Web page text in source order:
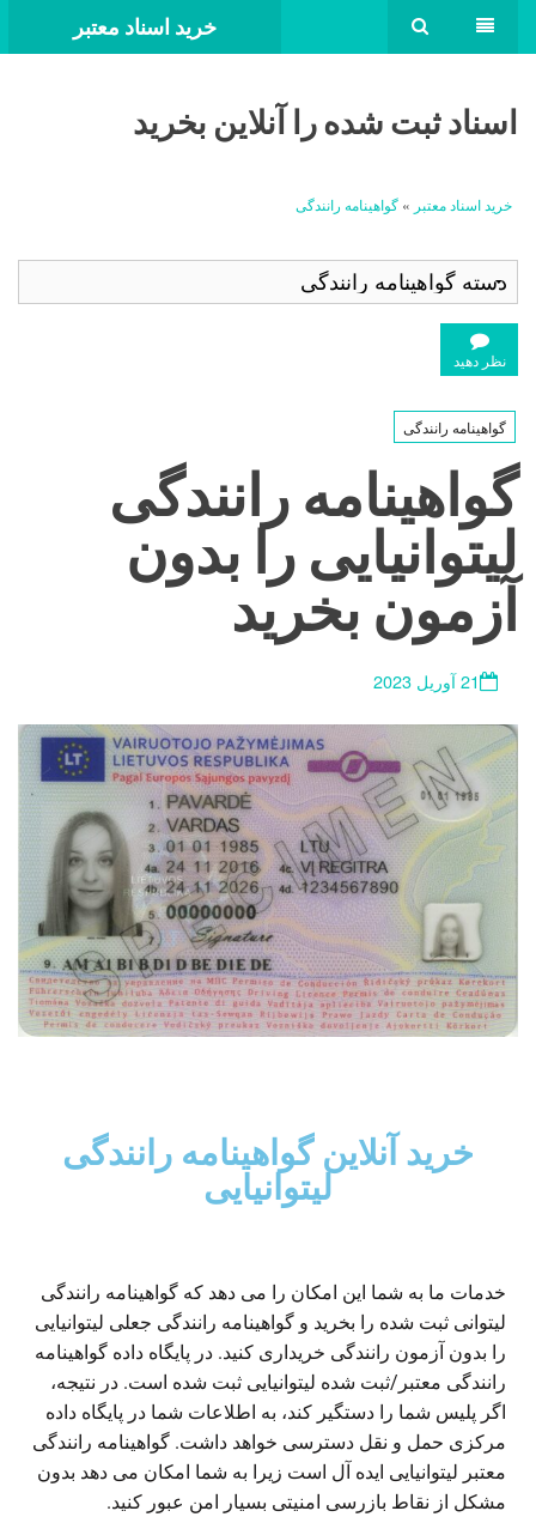
خرید اسناد معتبر
اسناد ثبت شده را آنلاین بخرید
خرید اسناد معتبر » گواهینامه رانندگی
نظر دهید
گواهینامه رانندگی
گواهینامه رانندگی
لیتوانیایی را بدون
آزمون بخرید
21 آوریل 2023
خرید آنلاین گواهینامه رانندگی
لیتوانیایی
خدمات ما به شما این امکان را می دهد که گواهینامه رانندگی
لیتوانی ثبت شده را بخرید و گواهینامه رانندگی جعلی لیتوانیایی
را بدون آزمون رانندگی خریداری کنید. در پایگاه داده گواهینامه
رانندگی معتبر/ثبت شده لیتوانیایی ثبت شده است. در نتیجه،
اگر پلیس شما را دستگیر کند، به اطلاعات شما در پایگاه داده
مرکزی حمل و نقل دسترسی خواهد داشت. گواهینامه رانندگی
معتبر لیتوانیایی ایده آل است زیرا به شما امکان می دهد بدون
مشکل از نقاط بازرسی امنیتی بسیار امن عبور کنید.